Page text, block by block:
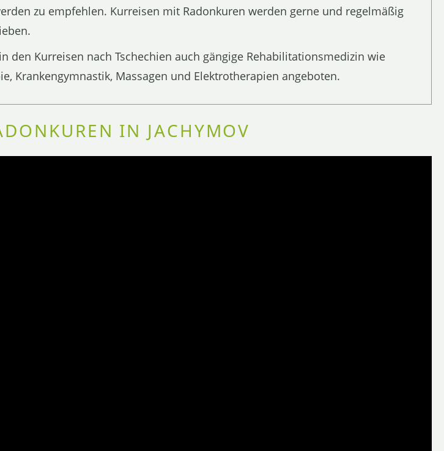
zu empfehlen. Kurreisen mit Radonkuren werden gerne und regelmäßig
den Kurreisen nach Tschechien auch gängige Rehabilitationsmedizin wie
Krankengymnastik, Massagen und Elektrotherapien angeboten.
IN JACHYMOV